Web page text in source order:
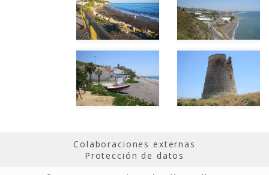
Colaboraciones externas
Protección de datos